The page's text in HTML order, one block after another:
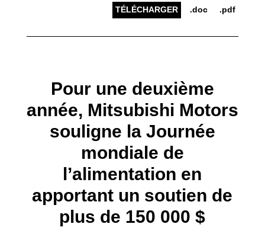
TÉLÉCHARGER .doc .pdf
Pour une deuxième
année, Mitsubishi Motors
souligne la Journée
mondiale de
l’alimentation en
apportant un soutien de
plus de 150 000 $